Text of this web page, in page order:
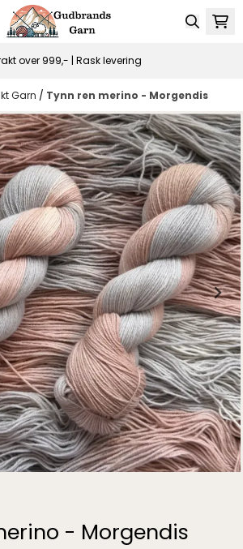
over 999,- | Rask levering
Garn / Tynn ren merino - Morgendis
- Morgendis